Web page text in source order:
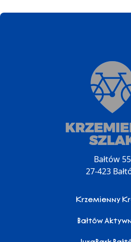
Bałtów 55
27-423
Krzemienny
Bałtów